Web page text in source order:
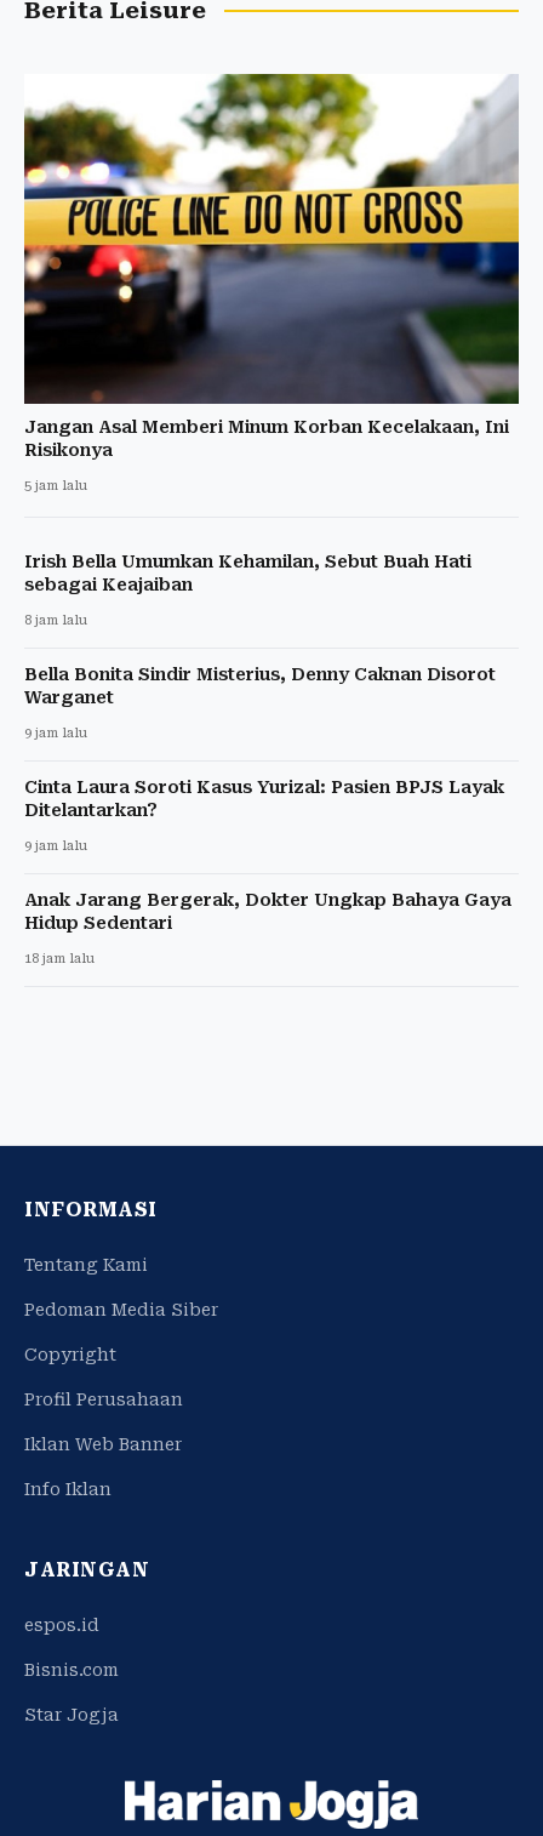
Berita Leisure
Jangan Asal Memberi Minum Korban Kecelakaan, Ini
Risikonya
5 jam lalu
Irish Bella Umumkan Kehamilan, Sebut Buah Hati
sebagai Keajaiban
8 jam lalu
Bella Bonita Sindir Misterius, Denny Caknan Disorot
Warganet
9 jam lalu
Cinta Laura Soroti Kasus Yurizal: Pasien BPJS Layak
Ditelantarkan?
9 jam lalu
Anak Jarang Bergerak, Dokter Ungkap Bahaya Gaya
Hidup Sedentari
18 jam lalu
INFORMASI
Tentang Kami
Pedoman Media Siber
Copyright
Profil Perusahaan
Iklan Web Banner
Info Iklan
JARINGAN
espos.id
Bisnis.com
Star Jogja